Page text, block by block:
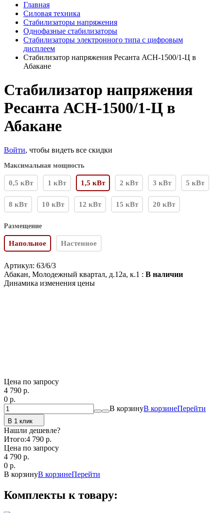
Главная
Силовая техника
Стабилизаторы напряжения
Однофазные стабилизаторы
Стабилизаторы электронного типа с цифровым
дисплеем
Стабилизатор напряжения Ресанта АСН-1500/1-Ц в
Абакане
Стабилизатор напряжения
Ресанта АСН-1500/1-Ц в
Абакане
Войти, чтобы видеть все скидки
Максимальная мощность
0,5 кВт 1 кВт 1,5 кВт 2 кВт 3 кВт 5 кВт
8 кВт 10 кВт 12 кВт 15 кВт 20 кВт
Размещение
Напольное Настенное
Артикул: 63/6/3
Абакан, Молодежный квартал, д.12а, к.1 : В наличии
Динамика изменения цены
Цена по запросу
4 790 p.
0 p.
В корзинуВ корзинеПерейти
В 1 клик
Нашли дешевле?
Итого:4 790 p.
Цена по запросу
4 790 p.
0 p.
В корзинуВ корзинеПерейти
Комплекты к товару: